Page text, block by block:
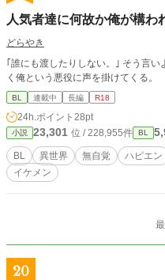
人気者達に何故か俺が構わ
どらやき
｢誰にも渡したりしない。｣ そう言いよってくる学校人気者達は、主人公ではな
く俺という悪役に声を掛けてくる。
BL 連載中 長編 R18
24h.ポイント 28pt
小説 23,301 位 / 228,955件 BL
BL 異世界 無自覚 ハピエン
イケメン
20